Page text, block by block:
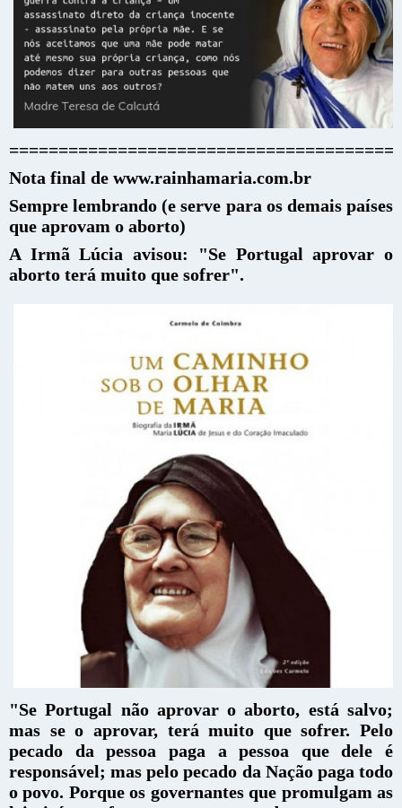
Nota final de www.rainhamaria.com.br
Sempre lembrando (e serve para os demais países
que aprovam o aborto)
A Irmã Lúcia avisou: "Se Portugal aprovar o
aborto terá muito que sofrer".
"Se Portugal não aprovar o aborto, está salvo;
mas se o aprovar, terá muito que sofrer. Pelo
pecado da pessoa paga a pessoa que dele é
responsável; mas pelo pecado da Nação paga todo
o povo. Porque os governantes que promulgam as